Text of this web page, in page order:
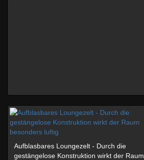
Aufblasbares Loungezelt - Durch die
gestängelose Konstruktion wirkt der Raum